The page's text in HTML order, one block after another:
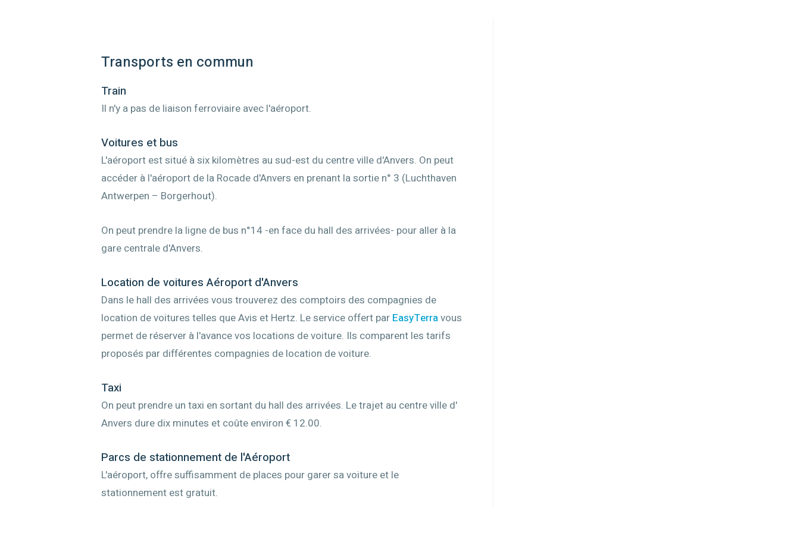
Transports en commun
Train
Il n'y a pas de liaison ferroviaire avec l'aéroport.
Voitures et bus
L'aéroport est situé à six kilomètres au sud-est du centre ville d'Anvers. On peut
accéder à l'aéroport de la Rocade d'Anvers en prenant la sortie n° 3 (Luchthaven
Antwerpen – Borgerhout).
On peut prendre la ligne de bus n°14 -en face du hall des arrivées- pour aller à la
gare centrale d'Anvers.
Location de voitures Aéroport d'Anvers
Dans le hall des arrivées vous trouverez des comptoirs des compagnies de
location de voitures telles que Avis et Hertz. Le service offert par EasyTerravous
permet de réserver à l'avance vos locations de voiture. Ils comparent les tarifs
proposés par différentes compagnies de location de voiture.
Taxi
On peut prendre un taxi en sortant du hall des arrivées. Le trajet au centre ville d'
Anvers dure dix minutes et coûte environ € 12.00.
Parcs de stationnement de l'Aéroport
L'aéroport, offre suffisamment de places pour garer sa voiture et le
stationnement est gratuit.